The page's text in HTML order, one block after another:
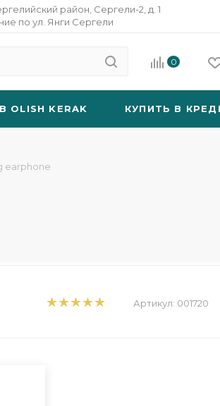
район, Сергели-2, д. 1
по ул. Янги Сергели
0
OLISH KERAK КУПИТЬ В
earphone
Артикул: 001720